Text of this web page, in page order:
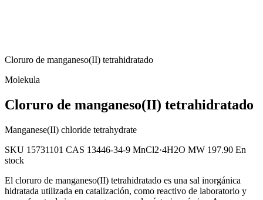
Cloruro de manganeso(II) tetrahidratado
Molekula
Cloruro de manganeso(II) tetrahidratado
Manganese(II) chloride tetrahydrate
SKU 15731101 CAS 13446-34-9 MnCl2·4H2O MW 197.90 En
stock
El cloruro de manganeso(II) tetrahidratado es una sal inorgánica
hidratada utilizada en catalización, como reactivo de laboratorio y